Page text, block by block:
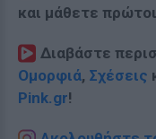
και μάθετε πρώτοι
Διαβάστε
Ομορφιά, Σχέσεις
Pink.gr!